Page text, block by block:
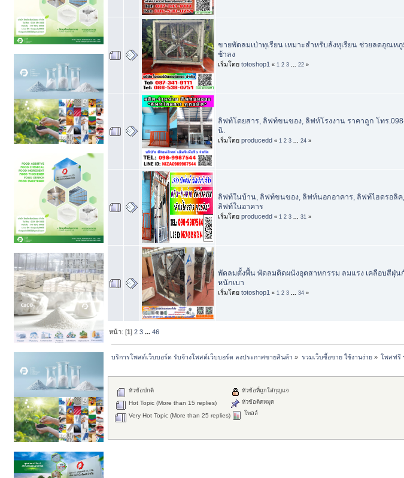
ขายพัดลมเป่าทุเรียน เหมาะสำหรับล้งทุเรียน ช่วยลดอุณห
ช้าลง
เริ่มโดย totoshop1 « 1 2 3 22 »
ลิฟท์โดยสาร, ลิฟท์ขนของ, ลิฟท์โรงงาน ราคาถูก โทร
นิ.
เริ่มโดย producedd « 1 2 3 24 »
ลิฟท์ในบ้าน, ลิฟท์ขนของ, ลิฟท์นอกอาคาร, ลิฟท์ไฮดรอลิค,
ลิฟท์ในอาคาร
เริ่มโดย producedd « 1 2 3 31 »
พัดลมตั้งพื้น พัดลมติดผนังอุตสาหกรรม ลมแรง เคลือบสีฝุ่
หนักเบา
เริ่มโดย totoshop1 « 1 2 3 34 »
หน้า: [1]2 3 ...46
บริการโพสต์เว็บบอร์ด รับจ้างโพสต์เว็บบอร์ด ลงประกาศขายสินค้า » รวมเว็บซื้อขาย ใช้งานง่าย» โพสฟรี
หัวข้อปกติ
Hot Topic (More than 15 replies)
Very Hot Topic (More than 25 replies)
หัวข้อที่ถูกใส่กุญแจ
หัวข้อติดหมุด
โพลล์